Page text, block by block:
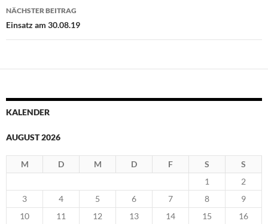
NÄCHSTER BEITRAG
Einsatz am 30.08.19
KALENDER
AUGUST 2026
M D M D F S S
1
2
3
4 5 6 7 8
9
10
11 12 13 14 15
16